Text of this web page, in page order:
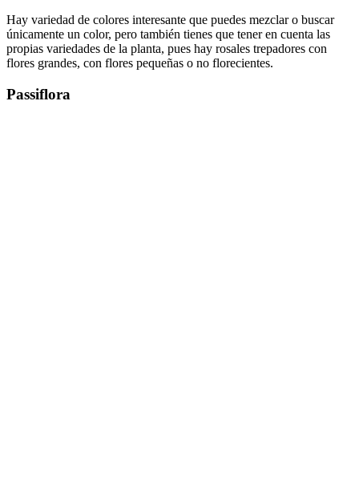
Hay variedad de colores interesante que puedes mezclar o buscar
únicamente un color, pero también tienes que tener en cuenta las
propias variedades de la planta, pues hay rosales trepadores con
flores grandes, con flores pequeñas o no florecientes.
Passiflora